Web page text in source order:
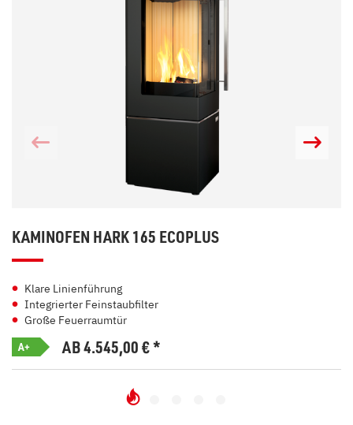
KAMINOFEN HARK 165 ECOPLUS
Klare Linienführung
Integrierter Feinstaubfilter
Große Feuerraumtür
A+ AB 4.545,00€*